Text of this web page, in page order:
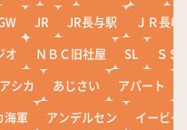
JR JR長与駅
ＪＲ長崎
オ ＮＢＣ旧社屋 SL
ＳＳ
アシカ あじさい アパート
海軍 アンデルセン
イービー